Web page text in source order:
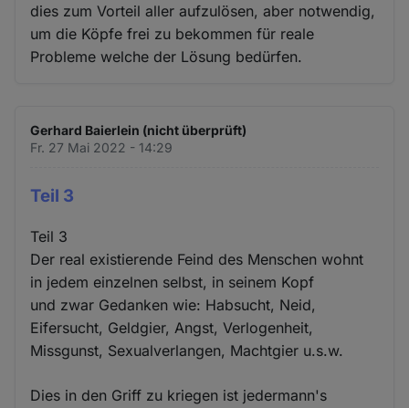
dies zum Vorteil aller aufzulösen, aber notwendig,
um die Köpfe frei zu bekommen für reale
Probleme welche der Lösung bedürfen.
Gerhard Baierlein (nicht überprüft)
Fr. 27 Mai 2022 - 14:29
Teil 3
Teil 3
Der real existierende Feind des Menschen wohnt
in jedem einzelnen selbst, in seinem Kopf
und zwar Gedanken wie: Habsucht, Neid,
Eifersucht, Geldgier, Angst, Verlogenheit,
Missgunst, Sexualverlangen, Machtgier u.s.w.
Dies in den Griff zu kriegen ist jedermann's